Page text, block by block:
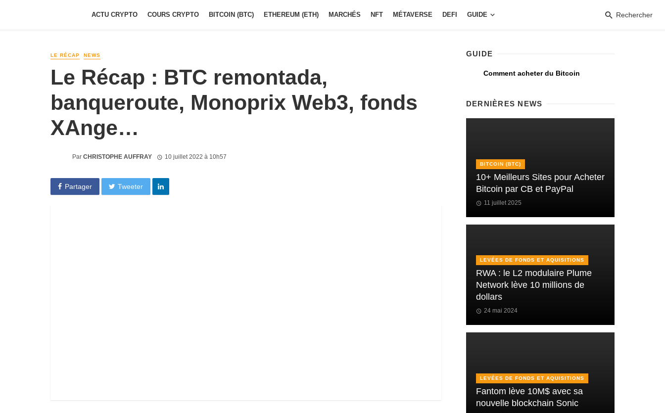
ACTU CRYPTO COURS CRYPTO BITCOIN (BTC) ETHEREUM (ETH) MARCHÉS NFT MÉTAVERSE DEFI GUIDE Rechercher
LE RÉCAP NEWS
Le Récap : BTC remontada,
banqueroute, Monoprix Web3, fonds
XAnge…
Par CHRISTOPHE AUFFRAY 10 juillet 2022 à 10h57
Partager Tweeter
GUIDE
Comment acheter du Bitcoin
DERNIÈRES NEWS
BITCOIN (BTC)
10+ Meilleurs Sites pour Acheter
Bitcoin par CB et PayPal
11 juillet 2025
LEVÉES DE FONDS ET AQUISITIONS
RWA : le L2 modulaire Plume
Network lève 10 millions de
dollars
24 mai 2024
LEVÉES DE FONDS ET AQUISITIONS
Fantom lève 10M$ avec sa
nouvelle blockchain Sonic